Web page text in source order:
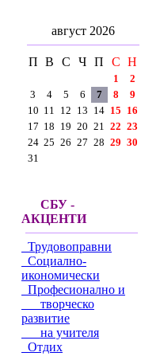
август 2026
П В С Ч П С Н
1
2
3
4 5 6 7 8
9
10 11 12 13 14 15 16
17 18 19 20 21 22 23
24 25 26 27 28 29 30
31
СБУ -
АКЦЕНТИ
Трудовоправни
Социално-
икономически
Професионално и
творческо
развитие
на учителя
Отдих